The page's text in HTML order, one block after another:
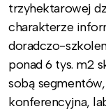
trzyhektarowej
charakterze
doradczo-
ponad 6 tys. m2
sobą
konferencyjna,